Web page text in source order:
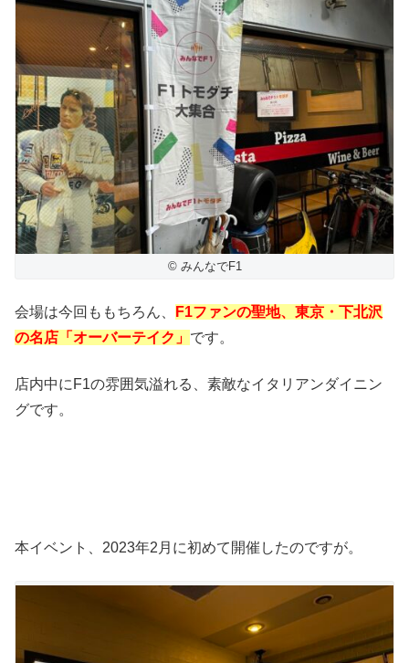
© みんなでF1
会場は今回ももちろん、
F1ファンの聖地、東京・下北沢
の名店「オーバーテイク」 です。
店内中にF1の雰囲気溢れる、素敵なイタリアンダイニン
グです。
本イベント、2023年2月に初めて開催したのですが。